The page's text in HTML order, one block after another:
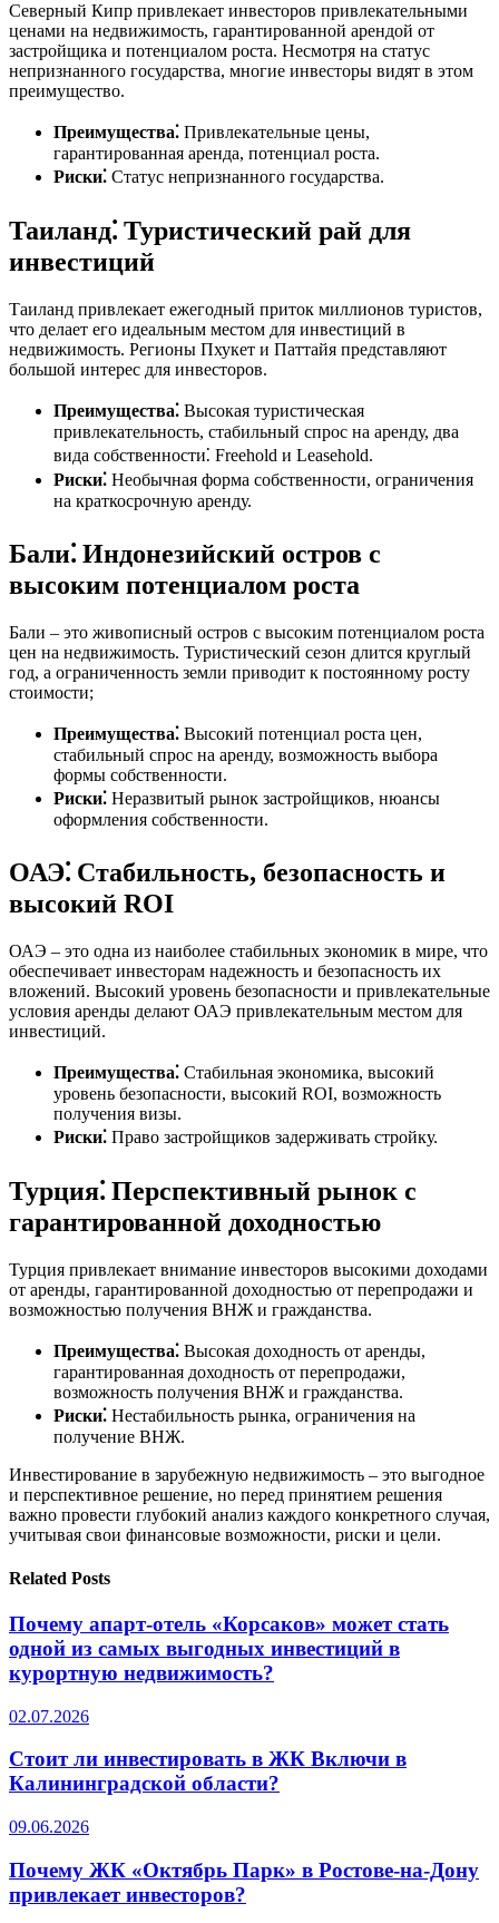
Северный Кипр привлекает инвесторов привлекательными
ценами на недвижимость, гарантированной арендой от
застройщика и потенциалом роста. Несмотря на статус
непризнанного государства, многие инвесторы видят в этом
преимущество.
Преимущества⁚ Привлекательные цены,
гарантированная аренда, потенциал роста.
Риски⁚ Статус непризнанного государства.
Таиланд⁚ Туристический рай для
инвестиций
Таиланд привлекает ежегодный приток миллионов туристов,
что делает его идеальным местом для инвестиций в
недвижимость. Регионы Пхукет и Паттайя представляют
большой интерес для инвесторов.
Преимущества⁚ Высокая туристическая
привлекательность, стабильный спрос на аренду, два
вида собственности⁚ Freehold и Leasehold.
Риски⁚ Необычная форма собственности, ограничения
на краткосрочную аренду.
Бали⁚ Индонезийский остров с
высоким потенциалом роста
Бали – это живописный остров с высоким потенциалом роста
цен на недвижимость. Туристический сезон длится круглый
год, а ограниченность земли приводит к постоянному росту
стоимости;
Преимущества⁚ Высокий потенциал роста цен,
стабильный спрос на аренду, возможность выбора
формы собственности.
Риски⁚ Неразвитый рынок застройщиков, нюансы
оформления собственности.
ОАЭ⁚ Стабильность, безопасность и
высокий ROI
ОАЭ – это одна из наиболее стабильных экономик в мире, что
обеспечивает инвесторам надежность и безопасность их
вложений. Высокий уровень безопасности и привлекательные
условия аренды делают ОАЭ привлекательным местом для
инвестиций.
Преимущества⁚ Стабильная экономика, высокий
уровень безопасности, высокий ROI, возможность
получения визы.
Риски⁚ Право застройщиков задерживать стройку.
Турция⁚ Перспективный рынок с
гарантированной доходностью
Турция привлекает внимание инвесторов высокими доходами
от аренды, гарантированной доходностью от перепродажи и
возможностью получения ВНЖ и гражданства.
Преимущества⁚ Высокая доходность от аренды,
гарантированная доходность от перепродажи,
возможность получения ВНЖ и гражданства.
Риски⁚ Нестабильность рынка, ограничения на
получение ВНЖ.
Инвестирование в зарубежную недвижимость – это выгодное
и перспективное решение, но перед принятием решения
важно провести глубокий анализ каждого конкретного случая,
учитывая свои финансовые возможности, риски и цели.
Related Posts
Почему апарт-отель «Корсаков» может стать
одной из самых выгодных инвестиций в
курортную недвижимость?
02.07.2026
Стоит ли инвестировать в ЖК Включи в
Калининградской области?
09.06.2026
Почему ЖК «Октябрь Парк» в Ростове-на-Дону
привлекает инвесторов?